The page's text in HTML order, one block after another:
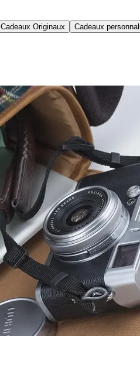
Cadeaux Originaux Cadeaux